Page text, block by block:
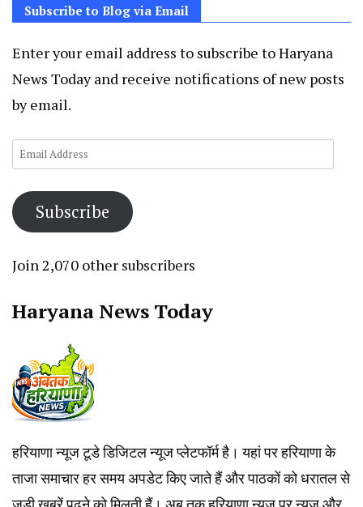
Subscribe to Blog via Email
Enter your email address to subscribe to Haryana
News Today and receive notifications of new posts
by email.
Email
Subscribe
Join 2,070 other subscribers
Haryana News Today
हरियाणा न्यूज टूडे डिजिटल न्यूज प्लेटफॉर्म है। यहां पर हरियाणा के
ताजा समाचार हर समय अपडेट किए जाते हैं और पाठकों को धरातल से